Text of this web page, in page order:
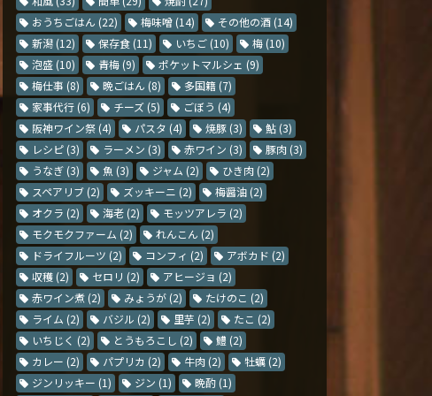
おうちごはん (22) 梅味噌 (14) その他の酒 (14)
新潟 (12) 保存食 (11) いちご (10) 梅 (10)
泡盛 (10) 青梅 (9) ポケットマルシェ (9)
梅仕事 (8) 晩ごはん (8) 多国籍 (7)
家事代行 (6) チーズ (5) ごぼう (4)
阪神ワイン祭 (4) パスタ (4) 焼豚 (3) 鮎 (3)
レシピ (3) ラーメン (3) 赤ワイン (3) 豚肉 (3)
うなぎ (3) 魚 (3) ジャム (2) ひき肉 (2)
スペアリブ (2) ズッキーニ (2) 梅醤油 (2)
オクラ (2) 海老 (2) モッツアレラ (2)
モクモクファーム (2) れんこん (2)
ドライフルーツ (2) コンフィ (2) アボカド (2)
収穫 (2) セロリ (2) アヒージョ (2)
赤ワイン煮 (2) みょうが (2) たけのこ (2)
ライム (2) バジル (2) 里芋 (2) たこ (2)
いちじく (2) とうもろこし (2) 鱧 (2)
カレー (2) パプリカ (2) 牛肉 (2) 牡蠣 (2)
ジンリッキー (1) ジン (1) 晩酌 (1)